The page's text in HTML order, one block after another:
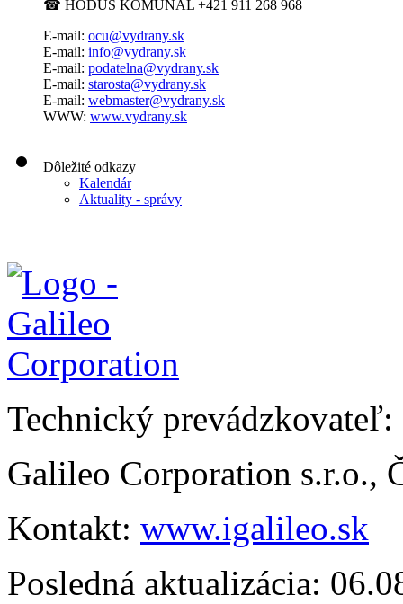
☎ HODUS KOMUNAL +421 911 268 968
E-mail: ocu@vydrany.sk
E-mail: info@vydrany.sk
E-mail: podatelna@vydrany.sk
E-mail: starosta@vydrany.sk
E-mail: webmaster@vydrany.sk
WWW: www.vydrany.sk
Dôležité odkazy
Kalendár
Aktuality - správy
Technický prevádzkovateľ:
Galileo Corporation s.r.o.,
Kontakt: www.igalileo.sk
Posledná aktualizácia: